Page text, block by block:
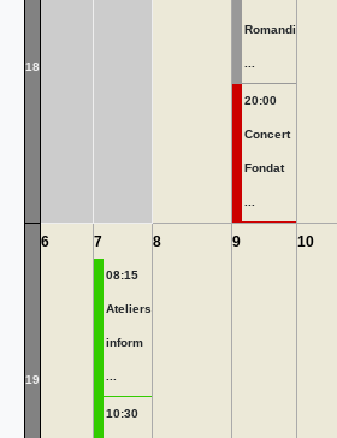
18
Romandi
20:00
Concert
Fondat
19
6 7
08:15
Ateliers
inform
10:30
8 9 10